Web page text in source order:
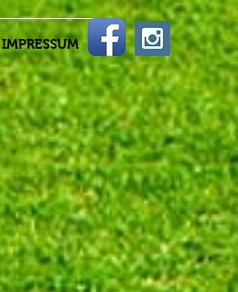
IMPRESSUM